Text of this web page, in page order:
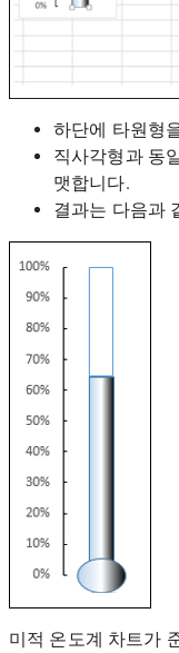
하단에 타원형
직사각형과 동
맷합니다.
결과는 다음과
미적 온도계 차트가